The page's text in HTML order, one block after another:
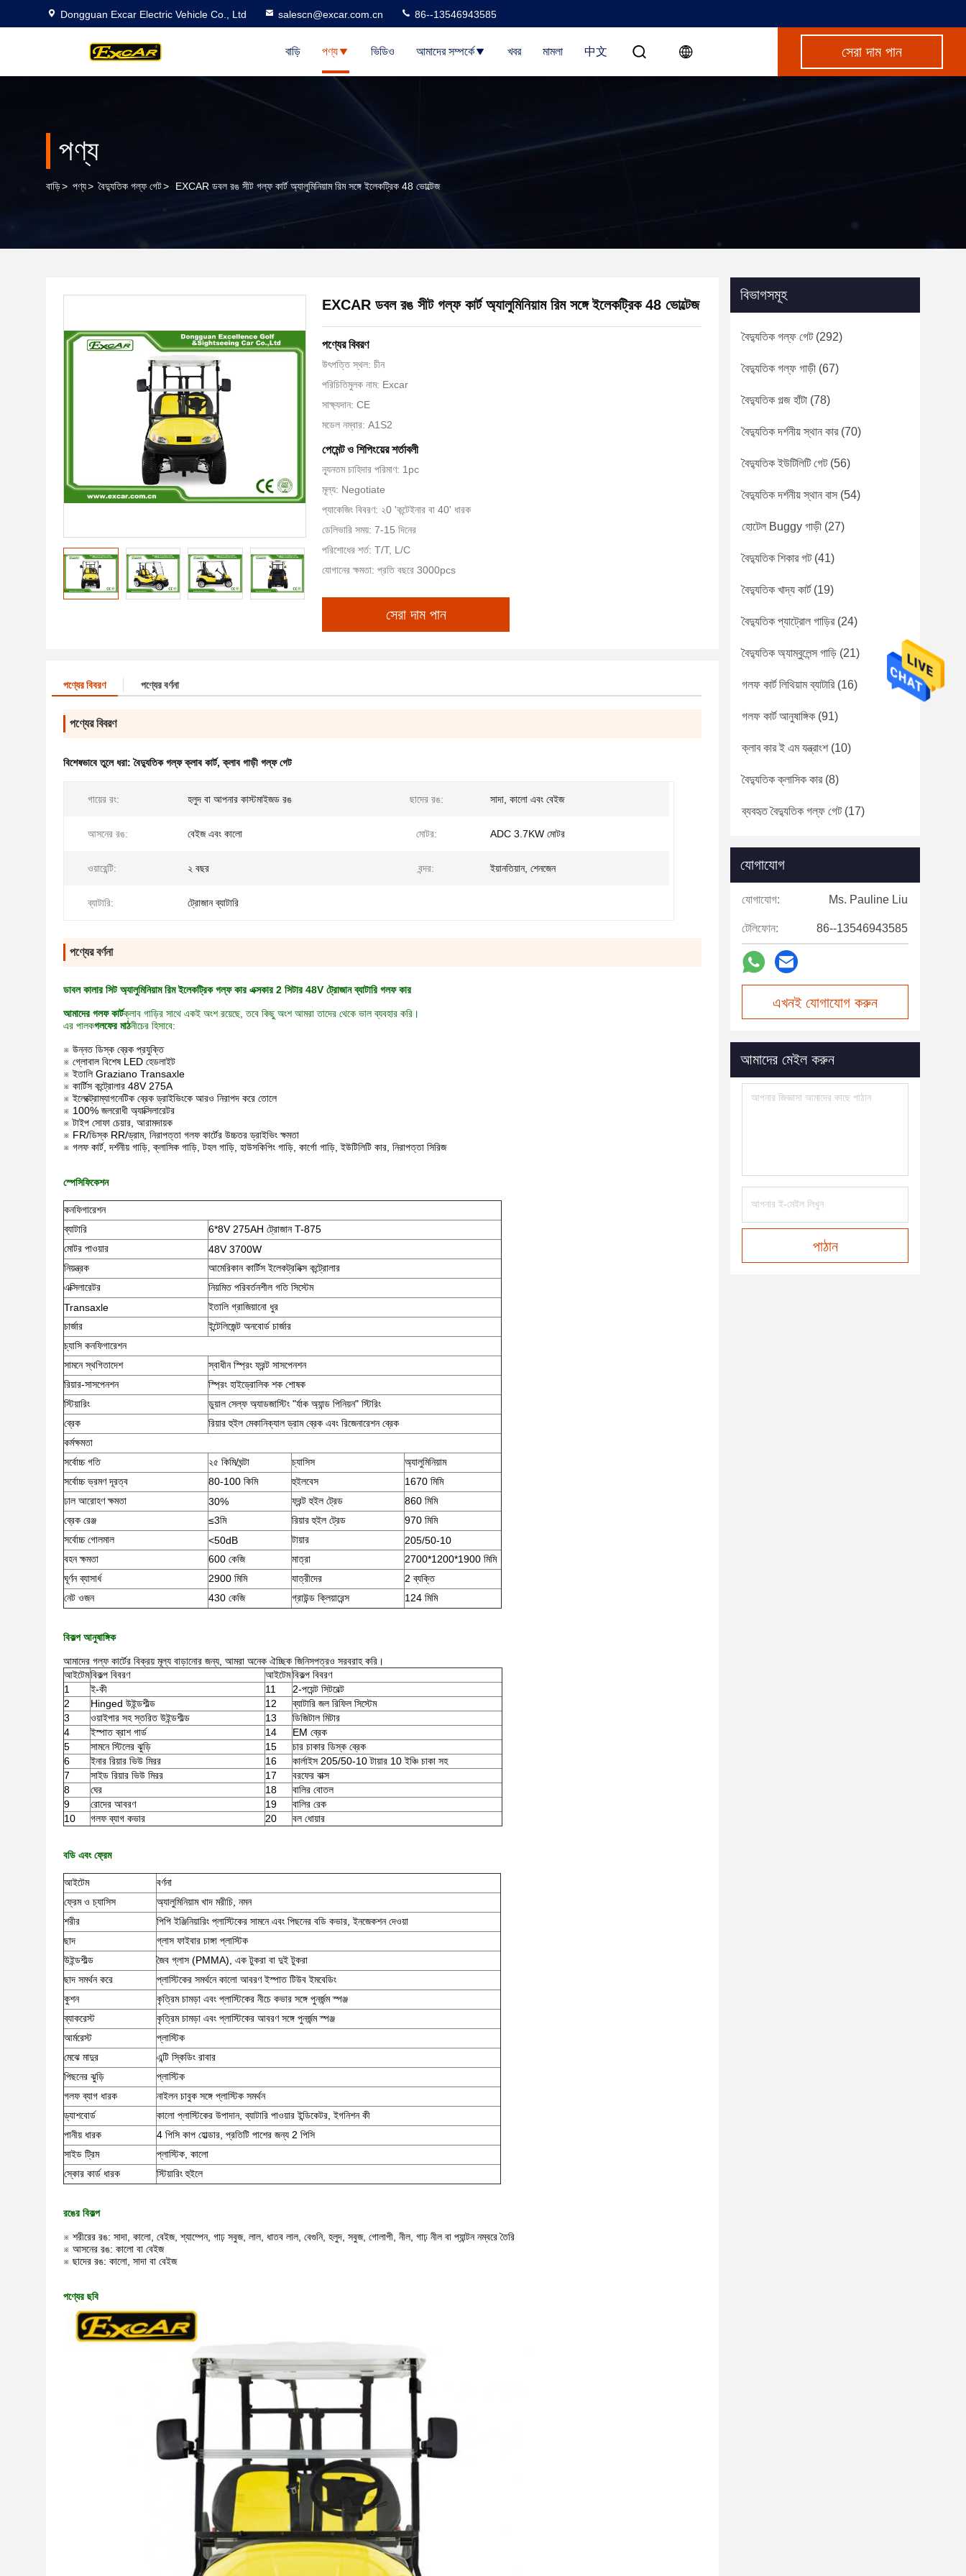
Dongguan Excar Electric Vehicle Co., Ltd salescn@excar.com.cn 86--13546943585
বাড়ি পণ্য ভিডিও আমাদের সম্পর্কে খবর মামলা 中文 সেরা দাম পান
পণ্য
বাড়ি> পণ্য> বৈদ্যুতিক গল্ফ গেট> EXCAR ডবল রঙ সীট গল্ফ কার্ট অ্যালুমিনিয়াম রিম সঙ্গে ইলেকট্রিক 48 ভোল্টেজ
EXCAR ডবল রঙ সীট গল্ফ কার্ট অ্যালুমিনিয়াম রিম সঙ্গে ইলেকট্রিক 48 ভোল্টেজ
পণ্যের বিবরণ
উৎপত্তি স্থল: চীন
পরিচিতিমুলক নাম: Excar
সাক্ষ্যদান: CE
মডেল নম্বার: A1S2
পেমেন্ট ও শিপিংয়ের শর্তাবলী
ন্যূনতম চাহিদার পরিমাণ: 1pc
মূল্য: Negotiate
প্যাকেজিং বিবরণ: ২0 'কন্টেইনার বা 40' ধারক
ডেলিভারি সময়: 7-15 দিনের
পরিশোধের শর্ত: T/T, L/C
যোগানের ক্ষমতা: প্রতি বছরে 3000pcs
সেরা দাম পান
পণ্যের বিবরণ পণ্যের বর্ণনা
পণ্যের বিবরণ
বিশেষভাবে তুলে ধরা:বৈদ্যুতিক গল্ফ ক্লাব কার্ট,ক্লাব গাড়ী গল্ফ গেট
গায়ের রং: হলুদ বা আপনার কাস্টমাইজড রঙ ছাদের রঙ: সাদা, কালো এবং বেইজ
আসনের রঙ: বেইজ এবং কালো মোটর: ADC 3.7KW মোটর
ওয়ারেন্টি: ২ বছর বন্দর: ইয়ানতিয়ান, শেনজেন
ব্যাটারি: ট্রোজান ব্যাটারি
পণ্যের বর্ণনা
ডাবল কালার সিট অ্যালুমিনিয়াম রিম ইলেকট্রিক গল্ফ কার এক্সকার 2 সিটার 48V ট্রোজান ব্যাটারি গলফ কার
আমাদের গলফ কার্টক্লাব গাড়ির সাথে একই অংশ রয়েছে, তবে কিছু অংশ আমরা তাদের থেকে ভাল ব্যবহার করি।
এর পালকগলফের মাঠনীচের হিসাবে:
※ উন্নত ডিস্ক ব্রেক প্রযুক্তি
※ গ্লোবাল বিশেষ LED হেডলাইট
※ ইতালি Graziano Transaxle
※ কার্টিস কন্ট্রোলার 48V 275A
※ ইলেক্ট্রোম্যাগনেটিক ব্রেক ড্রাইভিংকে আরও নিরাপদ করে তোলে
※ 100% জলরোধী অ্যাক্সিলারেটর
※ টাইপ সোফা চেয়ার, আরামদায়ক
※ FR/ডিস্ক RR/ড্রাম, নিরাপত্তা গলফ কার্টের উচ্চতর ড্রাইভিং ক্ষমতা
※ গলফ কার্ট, দর্শনীয় গাড়ি, ক্লাসিক গাড়ি, টহল গাড়ি, হাউসকিপিং গাড়ি, কার্গো গাড়ি, ইউটিলিটি কার, নিরাপত্তা সিরিজ
স্পেসিফিকেশন
কনফিগারেশন
ব্যাটারি
6*8V 275AH ট্রোজান T-875
মোটর পাওয়ার
48V 3700W
নিয়ন্ত্রক
আমেরিকান কার্টিস ইলেকট্রনিক্স কন্ট্রোলার
এক্সিলারেটর
নিয়মিত পরিবর্তনশীল গতি সিস্টেম
Transaxle
ইতালি গ্রাজিয়ানো ধুর
চার্জার
ইন্টেলিজেন্ট অনবোর্ড চার্জার
চ্যাসি কনফিগারেশন
সামনে স্থগিতাদেশ
স্বাধীন স্প্রিং ফ্রন্ট সাসপেনশন
রিয়ার-সাসপেনশন
স্প্রিং হাইড্রোলিক শক শোষক
স্টিয়ারিং
ডুয়াল সেল্ফ অ্যাডজাস্টিং "র্যাক অ্যান্ড পিনিয়ন" স্টিরিং
ব্রেক
রিয়ার হুইল মেকানিক্যাল ড্রাম ব্রেক এবং রিজেনারেশন ব্রেক
কর্মক্ষমতা
সর্বোচ্চ গতি
২৫ কিমি/ঘন্টা চ্যাসিস
অ্যালুমিনিয়াম
সর্বোচ্চ ভ্রমণ দূরত্ব
80-100 কিমি হুইলবেস
1670 মিমি
ঢাল আরোহণ ক্ষমতা
30% ফ্রন্ট হুইল ট্রেড
860 মিমি
ব্রেক রেঞ্জ
≤3মি রিয়ার হুইল ট্রেড
970 মিমি
সর্বোচ্চ গোলমাল
<50dB টায়ার
205/50-10
বহন ক্ষমতা
600 কেজি মাত্রা
2700*1200*1900 মিমি
ঘূর্ণন ব্যাসার্ধ
2900 মিমি যাত্রীদের
2 ব্যক্তি
নেট ওজন
430 কেজি গ্রাউন্ড ক্লিয়ারেন্স 124 মিমি
বিকল্প আনুষাঙ্গিক
আমাদের গল্ফ কার্টের বিক্রয় মূল্য বাড়ানোর জন্য, আমরা অনেক ঐচ্ছিক জিনিসপত্রও সরবরাহ করি।
আইটেমবিকল্প বিবরণ আইটেমবিকল্প বিবরণ
1
ই-কী 11
2-পয়েন্ট সিটবেল্ট
2
Hinged উইন্ডশীল্ড 12
ব্যাটারি জল রিফিল সিস্টেম
3
ওয়াইপার সহ স্তরিত উইন্ডশীল্ড 13
ডিজিটাল মিটার
4
ইস্পাত ব্রাশ গার্ড 14
EM ব্রেক
5
সামনে স্টিলের ঝুড়ি 15
চার চাকার ডিস্ক ব্রেক
6
ইনার রিয়ার ভিউ মিরর 16
কার্লাইস 205/50-10 টায়ার 10 ইঞ্চি চাকা সহ
7
সাইড রিয়ার ভিউ মিরর 17
বরফের বাক্স
8
ঘের 18
বালির বোতল
9
রোদের আবরণ 19
বালির রেক
10
গলফ ব্যাগ কভার 20 বল ধোয়ার
বডি এবং ফ্রেম
আইটেম
বর্ণনা
ফ্রেম ও চ্যাসিস
অ্যালুমিনিয়াম খাদ মরীচি, নমন
শরীর
পিপি ইঞ্জিনিয়ারিং প্লাস্টিকের সামনে এবং পিছনের বডি কভার, ইনজেকশন দেওয়া
ছাদ
গ্লাস ফাইবার চাঙ্গা প্লাস্টিক
উইন্ডশীল্ড
জৈব গ্লাস (PMMA), এক টুকরা বা দুই টুকরা
ছাদ সমর্থন করে
প্লাস্টিকের সমর্থনে কালো আবরণ ইস্পাত টিউব ইমবেডিং
কুশন
কৃত্রিম চামড়া এবং প্লাস্টিকের নীচে কভার সঙ্গে পুনর্জন্ম স্পঞ্জ
ব্যাকরেস্ট
কৃত্রিম চামড়া এবং প্লাস্টিকের আবরণ সঙ্গে পুনর্জন্ম স্পঞ্জ
আর্মরেস্ট
প্লাস্টিক
মেঝে মাদুর
এন্টি স্কিডিং রাবার
পিছনের ঝুড়ি
প্লাস্টিক
গলফ ব্যাগ ধারক
নাইলন চাবুক সঙ্গে প্লাস্টিক সমর্থন
ড্যাশবোর্ড
কালো প্লাস্টিকের উপাদান, ব্যাটারি পাওয়ার ইন্ডিকেটর, ইগনিশন কী
পানীয় ধারক
4 পিসি কাপ হোল্ডার, প্রতিটি পাশের জন্য 2 পিসি
সাইড ট্রিম
প্লাস্টিক, কালো
স্কোর কার্ড ধারক
স্টিয়ারিং হুইলে
রঙের বিকল্প
※ শরীরের রঙ: সাদা, কালো, বেইজ, শ্যাম্পেন, গাঢ় সবুজ, লাল, ধাতব লাল, বেগুনি, হলুদ, সবুজ, গোলাপী, নীল, গাঢ় নীল বা প্যান্টন নম্বরে তৈরি
※ আসনের রঙ: কালো বা বেইজ
※ ছাদের রঙ: কালো, সাদা বা বেইজ
পণ্যের ছবি
বিভাগসমূহ
বৈদ্যুতিক গল্ফ গেট(292)
বৈদ্যুতিক গল্ফ গাড়ী (67)
বৈদ্যুতিক গল্জ হাঁটা (78)
বৈদ্যুতিক দর্শনীয় স্থান কার(70)
বৈদ্যুতিক ইউটিলিটি গেট(56)
বৈদ্যুতিক দর্শনীয় স্থান বাস (54)
হোটেল Buggy গাড়ী (27)
বৈদ্যুতিক শিকার গট(41)
বৈদ্যুতিক খাদ্য কার্ট(19)
বৈদ্যুতিক প্যাট্রোল গাড়ির(24)
বৈদ্যুতিক অ্যাম্বুলেন্স গাড়ি (21)
গলফ কার্ট লিথিয়াম ব্যাটারি(16)
গলফ কার্ট আনুষাঙ্গিক (91)
ক্লাব কার ই এম যন্ত্রাংশ(10)
বৈদ্যুতিক ক্লাসিক কার(8)
ব্যবহৃত বৈদ্যুতিক গল্ফ গেট(17)
যোগাযোগ
যোগাযোগ: Ms. Pauline Liu
টেলিফোন: 86--13546943585
এখনই যোগাযোগ করুন
আমাদের মেইল করুন
পাঠান